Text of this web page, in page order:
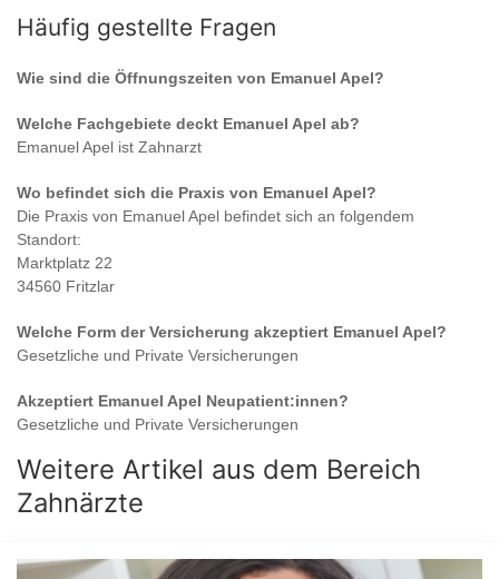
Häufig gestellte Fragen
Wie sind die Öffnungszeiten von Emanuel Apel?
Welche Fachgebiete deckt Emanuel Apel ab?
Emanuel Apel ist Zahnarzt
Wo befindet sich die Praxis von Emanuel Apel?
Die Praxis von Emanuel Apel befindet sich an folgendem
Standort:
Marktplatz 22
34560 Fritzlar
Welche Form der Versicherung akzeptiert Emanuel Apel?
Gesetzliche und Private Versicherungen
Akzeptiert Emanuel Apel Neupatient:innen?
Gesetzliche und Private Versicherungen
Weitere Artikel aus dem Bereich
Zahnärzte